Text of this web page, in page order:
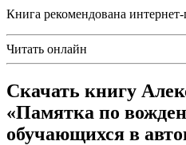
Книга рекомендована
Читать онлайн
Скачать книгу
«Памятка по
обучающихся в